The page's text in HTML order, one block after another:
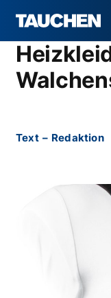
Text – Redaktion